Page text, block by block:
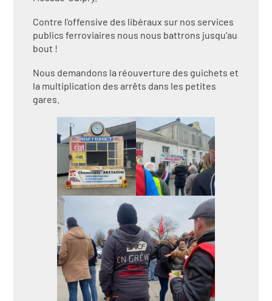
Contre l’offensive des libéraux sur nos services
publics ferroviaires nous nous battrons jusqu’au
bout !
Nous demandons la réouverture des guichets et
la multiplication des arrêts dans les petites
gares.